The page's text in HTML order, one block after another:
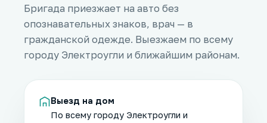
Бригада приезжает на авто без
опознавательных знаков, врач — в
гражданской одежде. Выезжаем по всему
городу Электроугли и ближайшим районам.
Выезд на дом
По всему городу Электроугли и